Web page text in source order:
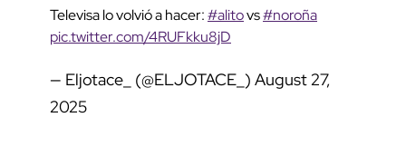
Televisa lo volvió a hacer:#alitovs#noroña
pic.twitter.com/4RUFkku8jD
— Eljotace_ (@ELJOTACE_) August 27,
2025